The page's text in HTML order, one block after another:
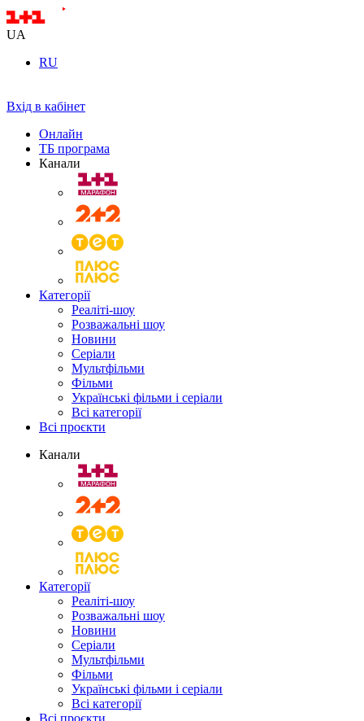
UA
RU
Вхід в кабінет
Онлайн
ТБ програма
Канали
Категорії
Реаліті-шоу
Розважальні шоу
Новини
Серіали
Мультфільми
Фільми
Українські фільми і серіали
Всі категорії
Всі проєкти
Канали
Категорії
Реаліті-шоу
Розважальні шоу
Новини
Серіали
Мультфільми
Фільми
Українські фільми і серіали
Всі категорії
Всі проєкти